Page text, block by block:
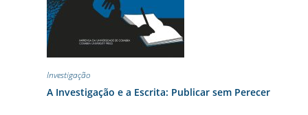
Investigação
A Investigação e a Escrita: Publicar sem Perecer